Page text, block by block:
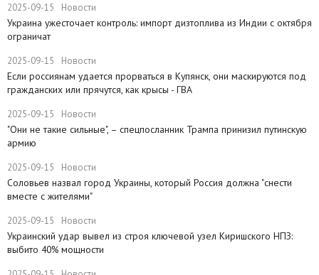
2025-09-15 Новости
Украина ужесточает контроль: импорт дизтоплива из Индии с октября
ограничат
2025-09-15 Новости
Если россиянам удается прорваться в Купянск, они маскируются под
гражданских или прячутся, как крысы - ГВА
2025-09-15 Новости
"Они не такие сильные", – спецпосланник Трампа принизил путинскую
армию
2025-09-15 Новости
Соловьев назвал город Украины, который Россия должна "снести
вместе с жителями"
2025-09-15 Новости
​Украинский удар вывел из строя ключевой узел Киришского НПЗ:
выбито 40% мощности